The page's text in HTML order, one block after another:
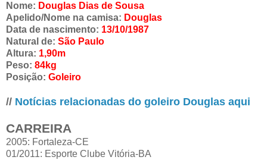
Nome: Douglas Dias de Sousa
Apelido/Nome na camisa: Douglas
Data de nascimento: 13/10/1987
Natural de: São Paulo
Altura: 1,90m
Peso: 84kg
Posição: Goleiro
// Notícias relacionadas do goleiro Douglas aqui
CARREIRA
2005: Fortaleza-CE
01/2011: Esporte Clube Vitória-BA